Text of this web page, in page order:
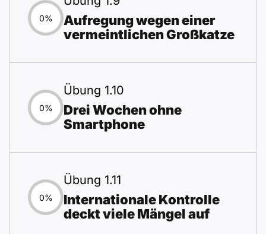
0%
Aufregung wegen einer
vermeintlichen Großkatze
0%
Übung 1.10
Drei Wochen ohne
Smartphone
0%
Übung 1.11
Internationale Kontrolle
deckt viele Mängel auf